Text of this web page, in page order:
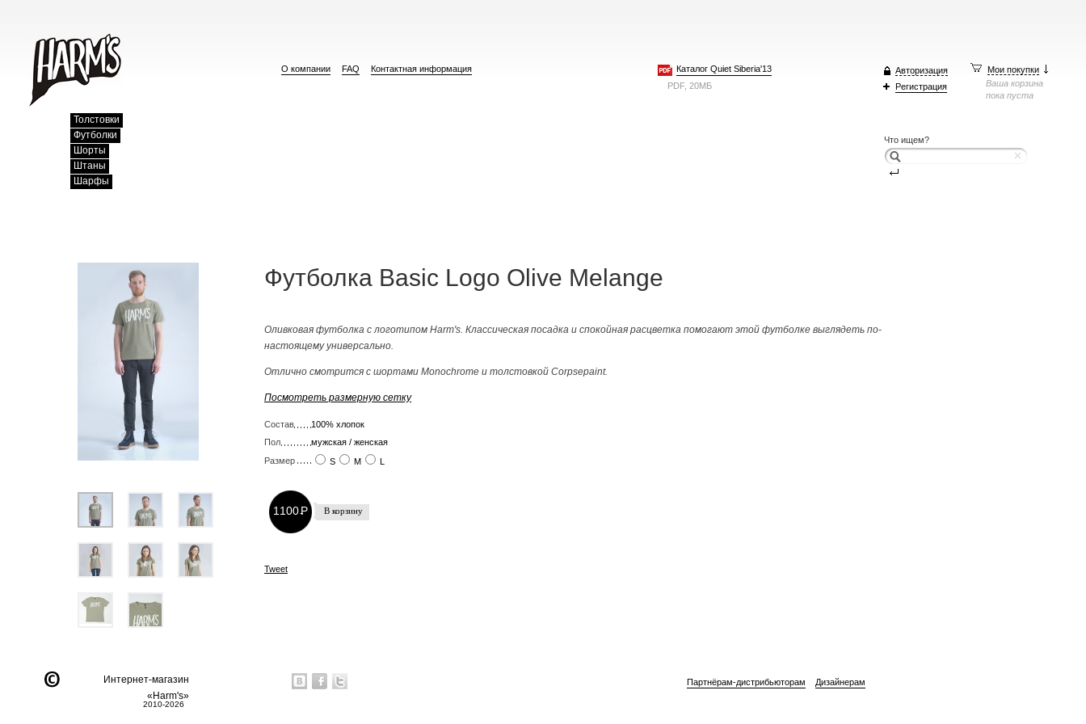
Авторизация
Регистрация
Мои покупки
Ваша корзина
пока пуста
Что ищем?
Каталог Quiet Siberia'13
PDF, 20МБ
О компании FAQ Контактная информация
Толстовки
Футболки
Шорты
Штаны
Шарфы
Футболка Basic Logo Olive Melange
Оливковая футболка с логотипом Harm's. Классическая посадка и спокойная расцветка помогают этой футболке выглядеть по-
настоящему универсально.
Отлично смотрится с шортами Monochrome и толстовкой Corpsepaint.
Посмотреть размерную сетку
Состав
100% хлопок
Пол
мужская / женская
Размер
S M L
1100P
-
Tweet
Интернет-магазин
«Harm's»
2010-2026
Партнёрам-дистрибьюторам Дизайнерам